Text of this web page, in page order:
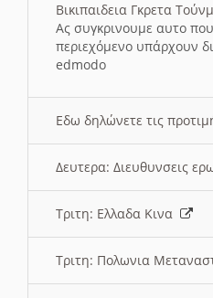
Βικιπαιδεια Γκρετα
Ας συγκρινουμε αυτο
περιεχόμενο υπάρχουν
edmodo
Εδω δηλώνετε τις
Δευτερα: Διευθυνσεις
Τριτη: Ελλαδα Κινα
Τριτη: Πολωνια